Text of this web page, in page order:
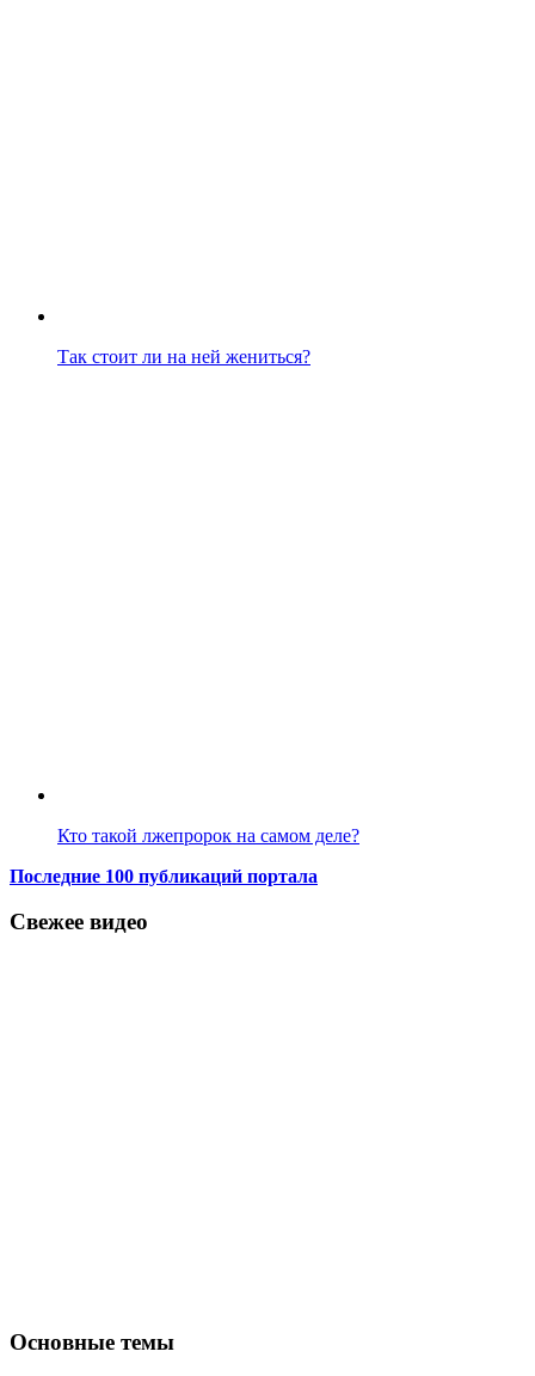
Так стоит ли на ней жениться?
Кто такой лжепророк на самом деле?
Последние 100 публикаций портала
Свежее видео
Основные темы